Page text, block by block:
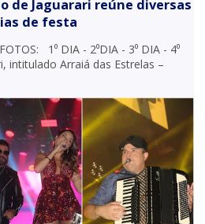
de Jaguarari reúne diversas
de festa
1⁰ DIA - 2⁰DIA - 3⁰ DIA - 4⁰
intitulado Arraiá das Estrelas –